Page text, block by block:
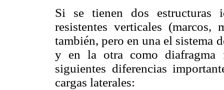
Si se tienen dos estructuras
resistentes verticales (marcos,
también, pero en una el sistema
y en la otra como diafragma
siguientes diferencias
cargas laterales: